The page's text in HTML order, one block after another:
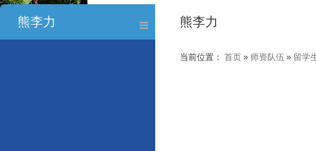
熊李力 熊李力
当前位置： 首页 » 师资队伍 » 留学